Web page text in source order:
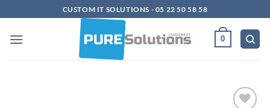
au
contenu
CUSTOM IT SOLUTIONS - 05 22 50 58 58
0